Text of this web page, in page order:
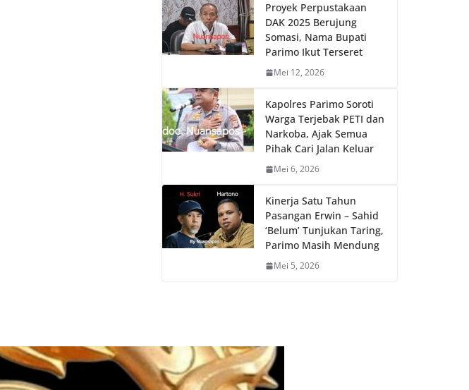
Proyek Perpustakaan
DAK 2025 Berujung
Somasi, Nama Bupati
Parimo Ikut Terseret
Mei 12, 2026
Kapolres Parimo Soroti
Warga Terjebak PETI dan
Narkoba, Ajak Semua
Pihak Cari Jalan Keluar
Mei 6, 2026
Kinerja Satu Tahun
Pasangan Erwin – Sahid
‘Belum’ Tunjukan Taring,
Parimo Masih Mendung
Mei 5, 2026